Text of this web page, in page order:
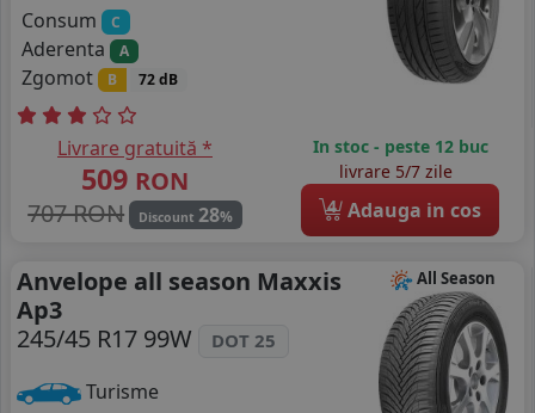
Consum
C
Aderenta A
Zgomot B 72 dB
Livrare gratuită *
509 RON
707 RON
Discount 28%
In stoc - peste 12 buc
livrare 5/7 zile
4 Adauga in cos
All Season
Anvelope all season Maxxis
Ap3
245/45 R17 99W
DOT 25
Turisme